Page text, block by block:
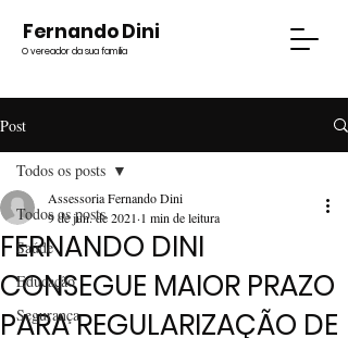
Fernando Dini
O vereador da sua família
Post
Todos os posts
Saúde
Educação
Segurança
Todos os posts
FERNANDO DINI
CONSEGUE MAIOR PRAZO
PARA REGULARIZAÇÃO DE
Assessoria Fernando Dini
9 de jun. de 2021 1 min de leitura